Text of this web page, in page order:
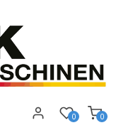
0
0